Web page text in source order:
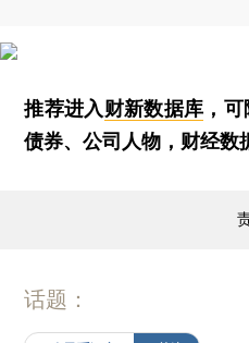
推荐进入财新数据库 ，
债券、公司人物，财经数
话题：